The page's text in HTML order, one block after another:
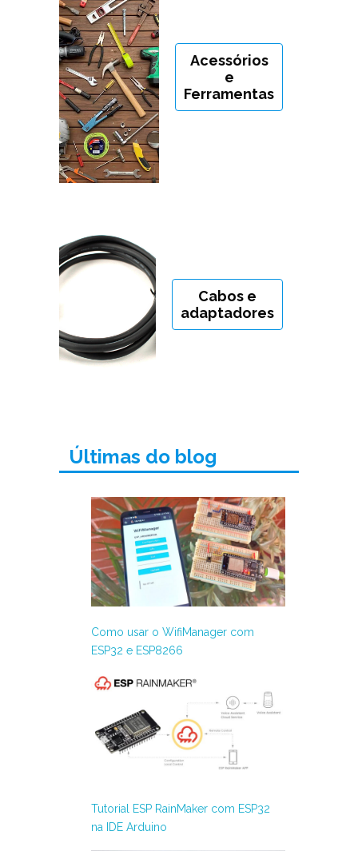
Acessórios
e
Ferramentas
Cabos e
adaptadores
Últimas do blog
Como usar o WifiManager com
ESP32 e ESP8266
Tutorial ESP RainMaker com ESP32
na IDE Arduino